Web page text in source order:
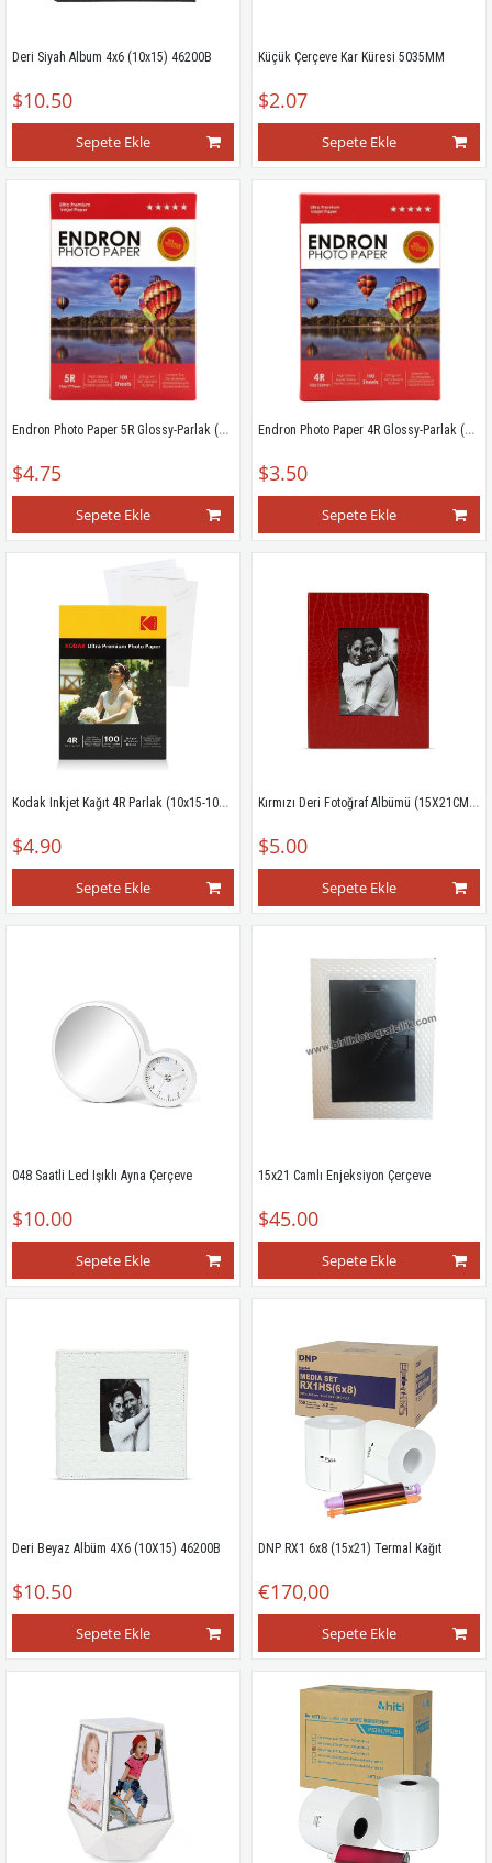
Deri Siyah Album 4x6 (10x15) 46200B
$10.50
Sepete Ekle
Küçük Çerçeve Kar Küresi 5035MM
$2.07
Sepete Ekle
Endron Photo Paper 5R Glossy-Parlak (13X18cm) 100'lük 270g
$4.75
Sepete Ekle
Endron Photo Paper 4R Glossy-Parlak (10X15cm) 100'lük 270g
$3.50
Sepete Ekle
Kodak Inkjet Kağıt 4R Parlak (10x15-100'lük)260g
$4.90
Sepete Ekle
Kırmızı Deri Fotoğraf Albümü (15X21CM) 68100
$5.00
Sepete Ekle
048 Saatli Led Işıklı Ayna Çerçeve
$10.00
Sepete Ekle
15x21 Camlı Enjeksiyon Çerçeve
$45.00
Sepete Ekle
Deri Beyaz Albüm 4X6 (10X15) 46200B
$10.50
Sepete Ekle
DNP RX1 6x8 (15x21) Termal Kağıt
€170,00
Sepete Ekle